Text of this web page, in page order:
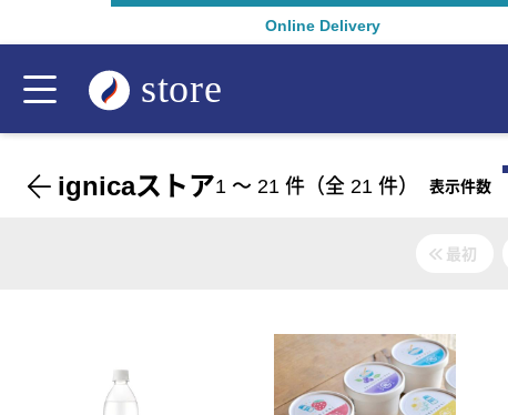
Online Delivery
ignicaストア1 〜 21 件（全 21 件） 表示件数
最初